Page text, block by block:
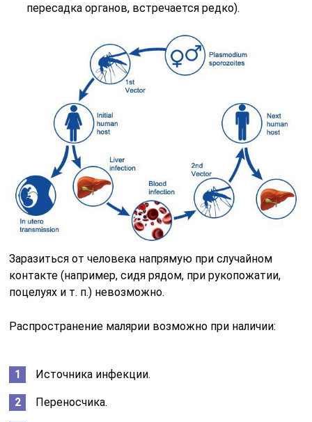
пересадка органов, встречается редко).
Заразиться от человека напрямую при случайном
контакте (например, сидя рядом, при рукопожатии,
поцелуях и т. п.) невозможно.
Распространение малярии возможно при наличии:
Источника инфекции.
Переносчика.